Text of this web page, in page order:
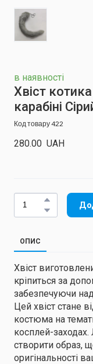
в наявності
Хвіст
карабіні
Код товару 422
280.00  UAH
ОПИС
Хвіст
кріпиться за
забезпечуючи
Цей хвіст стане
костюма на
косплей-
створити образ,
оригінальності